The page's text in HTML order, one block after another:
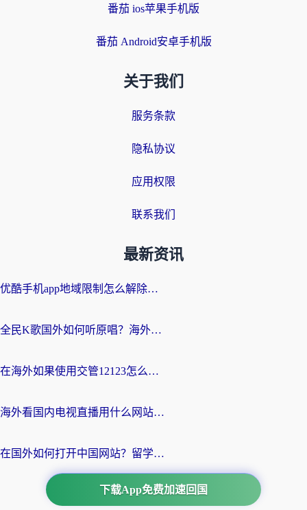
番茄 ios苹果手机版
番茄 Android安卓手机版
关于我们
服务条款
隐私协议
应用权限
联系我们
最新资讯
优酷手机app地域限制怎么解除？海外党亲测有效的追剧方案
全民K歌国外如何听原唱？海外党亲测有效的回国加速器选择指南
在海外如果使用交管12123怎么处理？留学生亲测有效的回国加速方案
海外看国内电视直播用什么网站比较好？一篇解决你所有追剧难题的实用指南
在国外如何打开中国网站？留学生与海外华人的无缝访问指南
下载App免费加速回国